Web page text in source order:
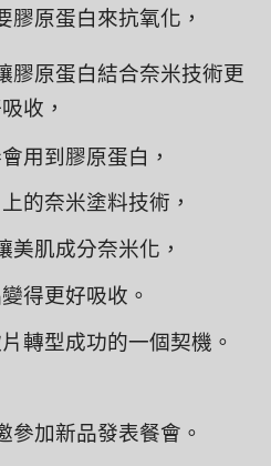
膠原蛋白來抗氧化，
膠原蛋白結合奈米技術更
收，
用到膠原蛋白，
的奈米塗料技術，
美肌成分奈米化，
得更好吸收。
轉型成功的一個契機。
參加新品發表餐會。